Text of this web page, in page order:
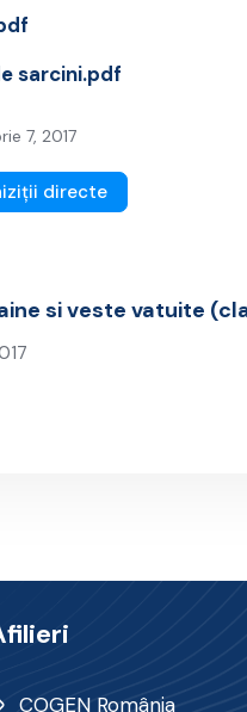
sarcini.pdf
7, 2017
directe
si veste vatuite
COGEN România